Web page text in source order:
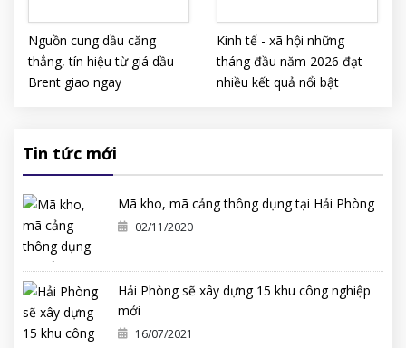
Nguồn cung dầu căng
thẳng, tín hiệu từ giá dầu
Brent giao ngay
Kinh tế - xã hội những
tháng đầu năm 2026 đạt
nhiều kết quả nổi bật
Tin tức mới
Mã kho, mã cảng thông dụng tại Hải Phòng
02/11/2020
Hải Phòng sẽ xây dựng 15 khu công nghiệp
mới
16/07/2021